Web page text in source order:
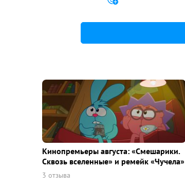
Кинопремьеры августа: «Смешарики.
Сквозь вселенные» и ремейк «Чучела»
3 отзыва